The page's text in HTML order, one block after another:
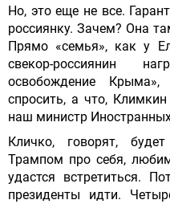
Но, это еще не все.
россиянку. Зачем? Она
Прямо «семья», как у
свекор-россиянин
освобождение
спросить, а что,
наш министр
Кличко, говорят,
Трампом про себя,
удастся встретиться.
президенты идти.